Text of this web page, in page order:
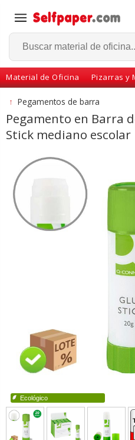
Material de Oficina Pizarras y
Volver
↑ Pegamentos de barra
Pegamento en Barra
Stick mediano escolar
Ecológico